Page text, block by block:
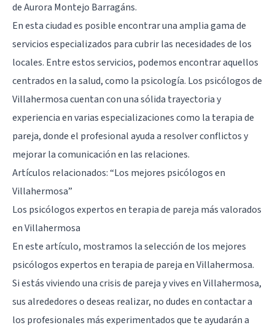
de Aurora Montejo Barragáns.
En esta ciudad es posible encontrar una amplia gama de
servicios especializados para cubrir las necesidades de los
locales. Entre estos servicios, podemos encontrar aquellos
centrados en la salud, como la psicología. Los psicólogos de
Villahermosa cuentan con una sólida trayectoria y
experiencia en varias especializaciones como la terapia de
pareja, donde el profesional ayuda a resolver conflictos y
mejorar la comunicación en las relaciones.
Artículos relacionados:“Los mejores psicólogos en
Villahermosa”
Los psicólogos expertos en terapia de pareja más valorados
en Villahermosa
En este artículo, mostramos la selección de los mejores
psicólogos expertos en terapia de pareja en Villahermosa.
Si estás viviendo una crisis de pareja y vives en Villahermosa,
sus alrededores o deseas realizar, no dudes en contactar a
los profesionales más experimentados que te ayudarán a